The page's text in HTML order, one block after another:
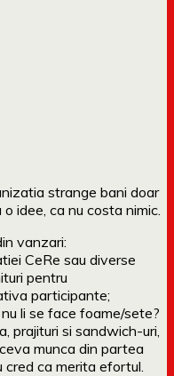
strange bani doar
idee, ca nu costa nimic.
vanzari:
CeRe sau diverse
pentru
participante;
li se face foame/sete?
prajituri si sandwich-uri,
munca din partea
cred ca merita efortul.